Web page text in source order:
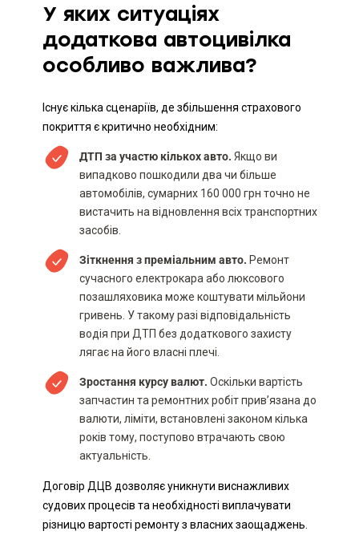
У яких ситуаціях
додаткова автоцивілка
особливо важлива?
Існує кілька сценаріїв, де збільшення страхового
покриття є критично необхідним:
ДТП за участю кількох авто. Якщо ви
випадково пошкодили два чи більше
автомобілів, сумарних 160 000 грн точно не
вистачить на відновлення всіх транспортних
засобів.
Зіткнення з преміальним авто. Ремонт
сучасного електрокара або люксового
позашляховика може коштувати мільйони
гривень. У такому разі відповідальність
водія при ДТП без додаткового захисту
лягає на його власні плечі.
Зростання курсу валют. Оскільки вартість
запчастин та ремонтних робіт прив’язана до
валюти, ліміти, встановлені законом кілька
років тому, поступово втрачають свою
актуальність.
Договір ДЦВ дозволяє уникнути виснажливих
судових процесів та необхідності виплачувати
різницю вартості ремонту з власних заощаджень.